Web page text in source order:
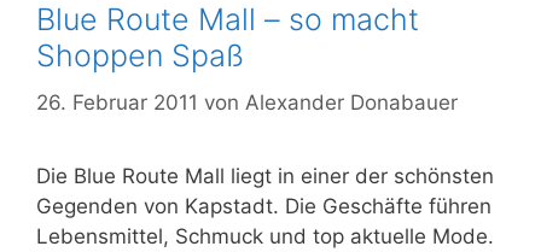
Blue Route Mall – so macht
Shoppen Spaß
26. Februar 2011 von Alexander Donabauer
Die Blue Route Mall liegt in einer der schönsten
Gegenden von Kapstadt. Die Geschäfte führen
Lebensmittel, Schmuck und top aktuelle Mode.